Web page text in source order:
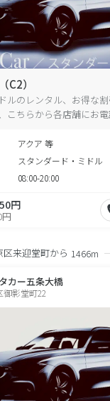
C2）
ルのレンタル、お得な
こちらから各店舗にお電
アクア 等
スタンダード・ミドル
08:00-20:00
円
来迎堂町から 1466m
カー五条大橋
影堂町22